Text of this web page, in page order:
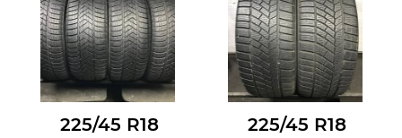
225/45 R18 225/45 R18